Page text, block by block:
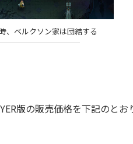
、ベルクソン家は団結する
版の販売価格を下記のとお